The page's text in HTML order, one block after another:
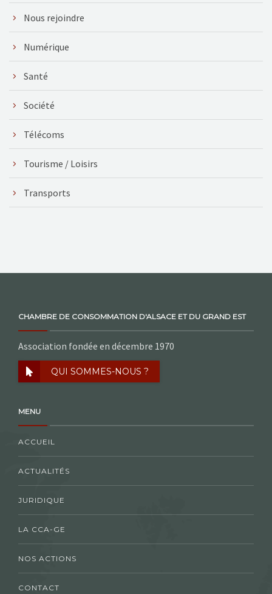
Nous rejoindre
Numérique
Santé
Société
Télécoms
Tourisme / Loisirs
Transports
CHAMBRE DE CONSOMMATION D'ALSACE ET DU GRAND EST
Association fondée en décembre 1970
QUI SOMMES-NOUS ?
MENU
ACCUEIL
ACTUALITÉS
JURIDIQUE
LA CCA-GE
NOS ACTIONS
CONTACT